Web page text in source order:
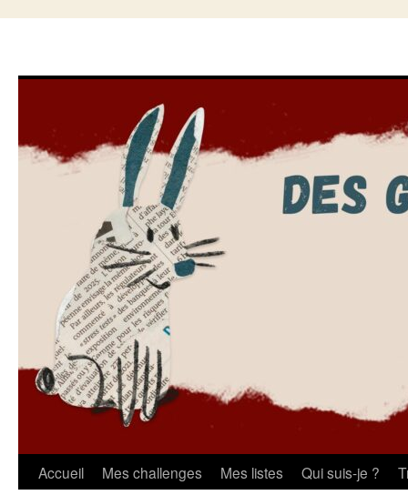
Aller
Accueil Mes challenges Mes listes Qui suis-je ?